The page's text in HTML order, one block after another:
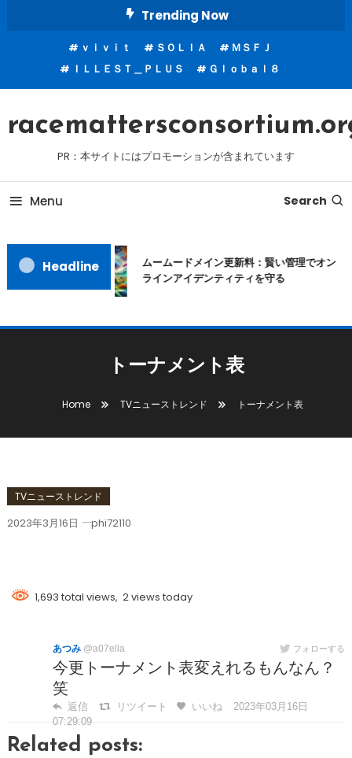
Trending Now
ｖｉｖｉｔ ＳＯＬＩＡ
ＭＳＦＪ
ＩＬＬＥＳＴ＿ＰＬＵＳ
Ｇｌｏｂａｌ８
PR：本サイトにはプロモーションが含まれています
Menu Search
Headline
ムームードメイン更新料：賢い管理でオン
ラインアイデンティティを守る
トーナメント表
Home TVニューストレンド トーナメント表
TVニューストレンド
2023年3月16日 phi72110
1,693 total views, 2 views today
あつみ @a07ella フォローする
今更トーナメント表変えれるもんなん？
笑
返信 リツイート いいね
2023年03月16日
07:29:09
Related posts: